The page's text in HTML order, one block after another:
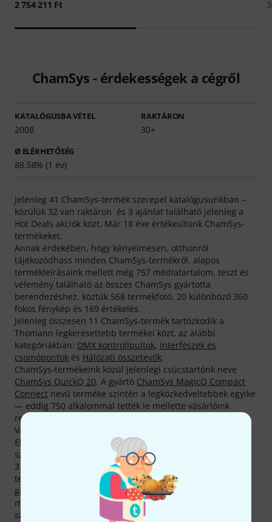
2 754 211 Ft
ChamSys - érdekességek a cégről
KATALÓGUSBA VÉTEL
2008
RAKTÁRON
30+
Ø ELÉRHETŐSÉG
88.58% (1 év)
Jelenleg 41 ChamSys-termék szerepel katalógusunkban –
közülük 32 van raktáron és 3 ajánlat található jelenleg a
Hot Deals akciók közt. Már 18 éve értékesítünk ChamSys-
termékeket.
Annak érdekében, hogy kényelmesen, otthonról
tájékozódhass minden ChamSys-termékről, alapos
termékleírásaink mellett még 757 médiatartalom, teszt és
vélemény található az összes ChamSys gyártotta
berendezéshez, köztük 568 termékfotó, 20 különböző 360
fokos fénykép és 169 értékelés.
Jelenleg összesen 11 ChamSys-termék tartózkodik a
Thomann legkeresettebb termékei közt, az alábbi
kategóriákban: DMX kontrollpultok, Interfészek és
csomópontok és Hálózati összetevők.
ChamSys-termékeink közül jelenlegi csúcstartónk neve
ChamSys QuickQ 20. A gyártó ChamSys MagicQ Compact
Connect nevű terméke szintén a legközkedveltebbek egyike
— eddig 750 alkalommal tették le mellette vásárlóink
rendeléseik során a voksukat.
Vásárlói számára a(z) ChamSys 1 évnyi garanciát szavatol.
Ehhez mi még hozzáteszünk két évet, és vásárlóink
számára három teljes évnyi garanciát szavatolunk.
3 éves Thomann-garanciánk mellett minden ChamSys -
termékre biztosítunk egy 30 napos pénzvisszafizetési
garanciát is. Komoly szaktudással rendelkező
munkatársaink ezen felül telephelyünkön további
szolgáltatásokat is készek nyújtani.